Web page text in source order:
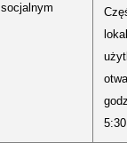
socjalnym